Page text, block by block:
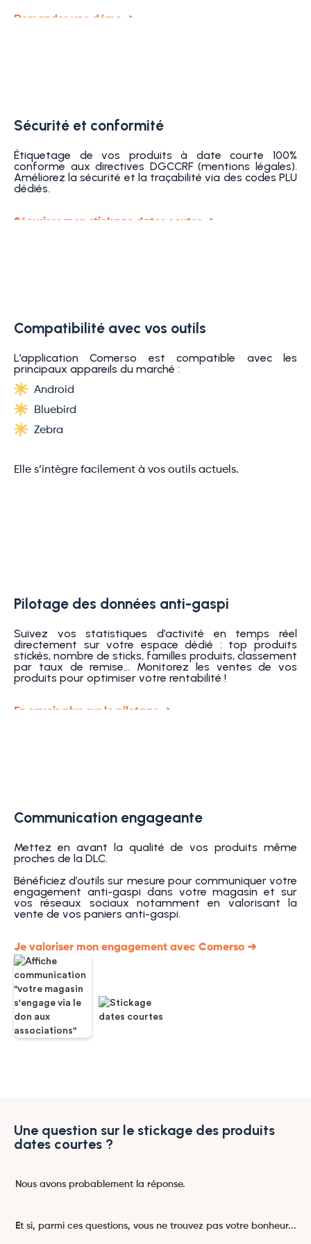
Demander une démo ➜
Sécurité et conformité
Étiquetage de vos produits à date courte 100%
conforme aux directives DGCCRF (mentions légales).
Améliorez la sécurité et la traçabilité via des codes PLU
dédiés.
Sécuriser mon stickage dates coutes ➜
Compatibilité avec vos outils
L’application Comerso est compatible avec les
principaux appareils du marché :
Android
Bluebird
Zebra
Elle s’intègre facilement à vos outils actuels.
Pilotage des données anti-gaspi
Suivez vos statistiques d’activité en temps réel
directement sur votre espace dédié : top produits
stickés, nombre de sticks, familles produits, classement
par taux de remise... Monitorez les ventes de vos
produits pour optimiser votre rentabilité !
En savoir plus sur le pilotage ➜
Communication engageante
Mettez en avant la qualité de vos produits même
proches de la DLC.
Bénéficiez d’outils sur mesure pour communiquer votre
engagement anti-gaspi dans votre magasin et sur
vos réseaux sociaux notamment en valorisant la
vente de vos paniers anti-gaspi.
Je valoriser mon engagement avec Comerso ➜
Une question sur le stickage des produits
dates courtes ?
Nous avons probablement la réponse.
Et si, parmi ces questions, vous ne trouvez pas votre bonheur...